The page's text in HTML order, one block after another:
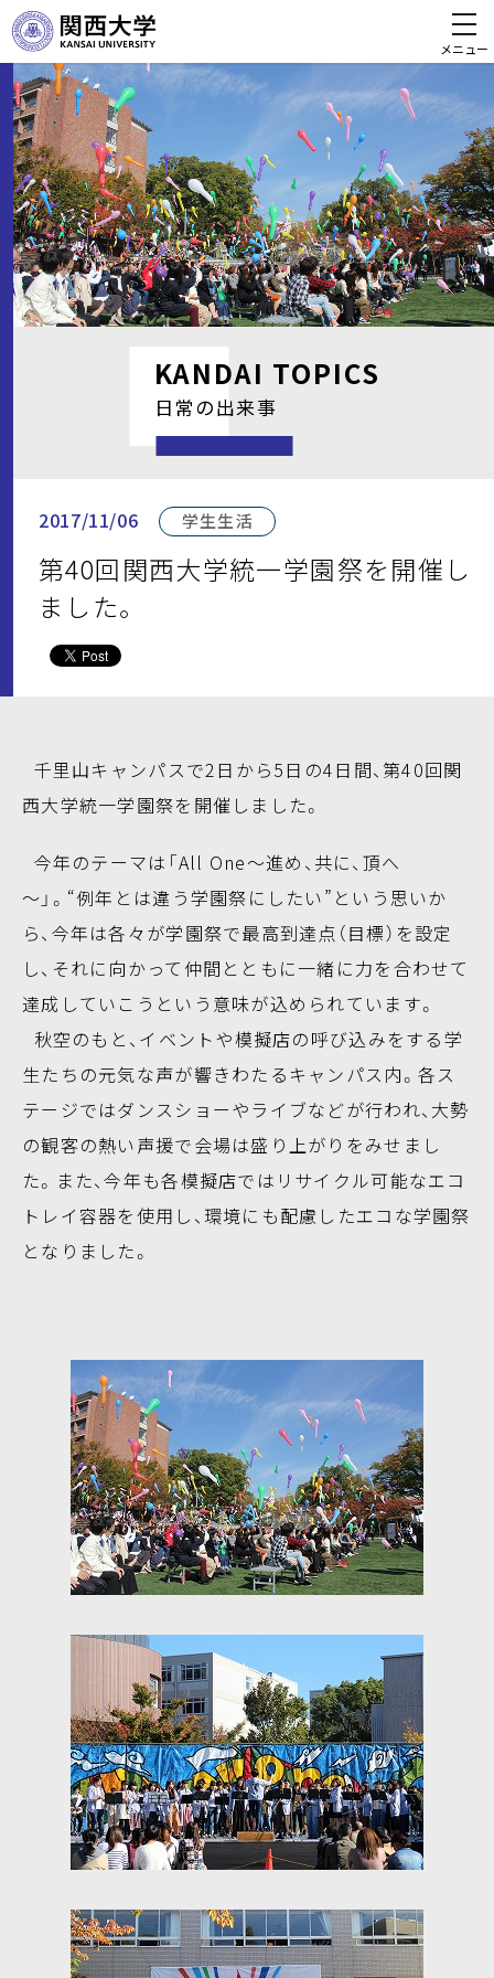
メニュー
KANDAI TOPICS
日常の出来事
2017/11/06 学生生活
第40回関西大学統一学園祭を開催し
ました。
千里山キャンパスで2日から5日の4日間、第40回関
西大学統一学園祭を開催しました。
今年のテーマは「All One～進め、共に、頂へ
～」。“例年とは違う学園祭にしたい”という思いか
ら、今年は各々が学園祭で最高到達点（目標）を設定
し、それに向かって仲間とともに一緒に力を合わせて
達成していこうという意味が込められています。
秋空のもと、イベントや模擬店の呼び込みをする学
生たちの元気な声が響きわたるキャンパス内。各ス
テージではダンスショーやライブなどが行われ、大勢
の観客の熱い声援で会場は盛り上がりをみせまし
た。また、今年も各模擬店ではリサイクル可能なエコ
トレイ容器を使用し、環境にも配慮したエコな学園祭
となりました。